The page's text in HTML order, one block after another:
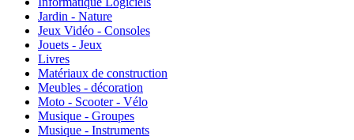
Jardin - Nature
Jeux Vidéo - Consoles
Jouets - Jeux
Livres
Matériaux de construction
Meubles - décoration
Moto - Scooter - Vélo
Musique - Groupes
Musique - Instruments